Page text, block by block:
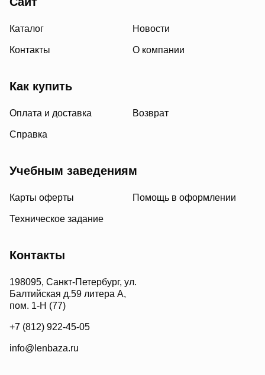
Каталог Новости
Контакты О компании
Как купить
Оплата и доставка Возврат
Справка
Учебным заведениям
Карты оферты Помощь в оформлении
Техническое задание
Контакты
198095, Санкт-Петербург, ул.
Балтийская д.59 литера А,
пом. 1-Н (77)
+7 (812) 922-45-05
info@lenbaza.ru